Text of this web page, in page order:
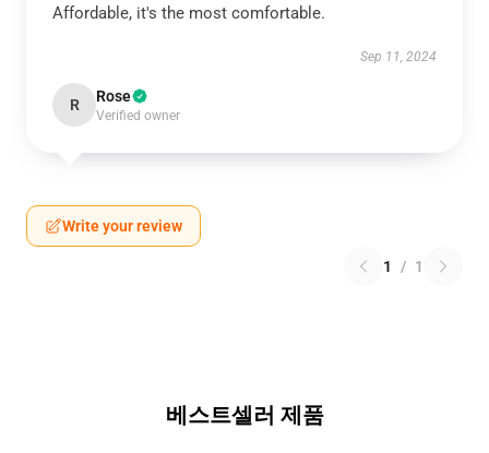
Affordable, it's the most comfortable.
Sep 11, 2024
R Rose
Verified owner
Write your review
1 / 1
베스트셀러 제품